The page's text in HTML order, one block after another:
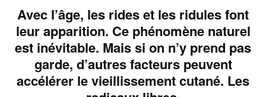
Avec l’âge, les rides et les ridules font
leur apparition. Ce phénomène naturel
est inévitable. Mais si on n’y prend pas
garde, d’autres facteurs peuvent
accélérer le vieillissement cutané. Les